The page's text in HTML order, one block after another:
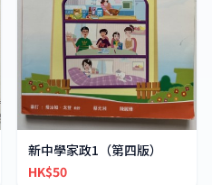
新中學家政1（第四版）
HK$50